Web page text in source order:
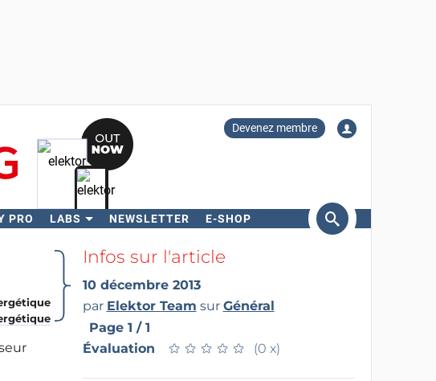
Devenez membre
PRO LABS NEWSLETTER E-SHOP
RechercherInfos sur l'article
10 décembre 2013
par Elektor Team sur Général
Page 1 / 1
Évaluation
★ ★ ★ ★ ★
★ ★ ★ ★ ★ (0 x)